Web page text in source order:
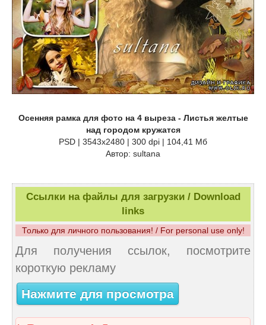
Осенняя рамка для фото на 4 выреза - Листья желтые
над городом кружатся
PSD | 3543x2480 | 300 dpi | 104,41 Мб
Автор: sultana
Ссылки на файлы для загрузки / Download
links
Только для личного пользования! / For personal use only!
Для получения ссылок, посмотрите
короткую рекламу
Нажмите для просмотра